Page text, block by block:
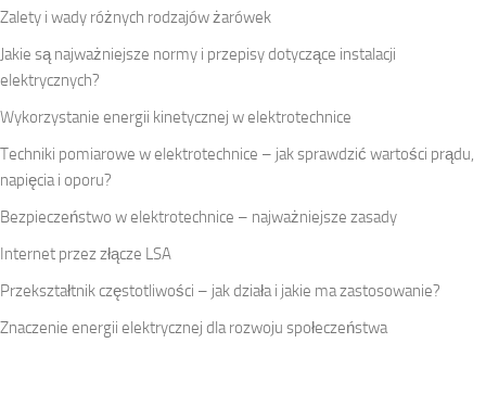
Zalety i wady różnych rodzajów żarówek
Jakie są najważniejsze normy i przepisy dotyczące instalacji
elektrycznych?
Wykorzystanie energii kinetycznej w elektrotechnice
Techniki pomiarowe w elektrotechnice – jak sprawdzić wartości prądu,
napięcia i oporu?
Bezpieczeństwo w elektrotechnice – najważniejsze zasady
Internet przez złącze LSA
Przekształtnik częstotliwości – jak działa i jakie ma zastosowanie?
Znaczenie energii elektrycznej dla rozwoju społeczeństwa